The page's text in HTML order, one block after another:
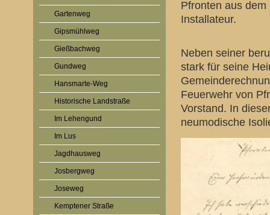
Gartenweg
Gipsmühlweg
Gießbachweg
Gundweg
Hansmarte-Weg
Historische Landstraße
Im Lehengund
Im Lus
Jagdhausweg
Josbergweg
Joseweg
Kemptener Straße
Pfronten aus
Installateur.
Neben seiner
stark für seine
Feuerwehr von
Vorstand. In
neumodische